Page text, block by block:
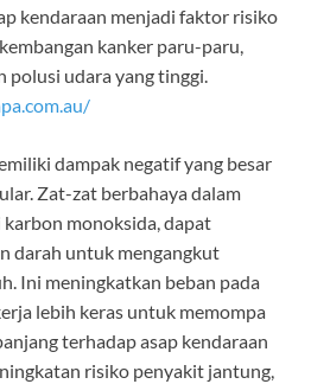
kendaraan menjadi faktor risiko
kanker paru-paru,
polusi udara yang tinggi.
dampak negatif yang besar
Zat-zat berbahaya dalam
monoksida, dapat
darah untuk mengangkut
Ini meningkatkan beban pada
lebih keras untuk memompa
terhadap asap kendaraan
risiko penyakit jantung,